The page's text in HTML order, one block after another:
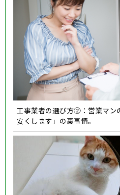
工事業者の選び方②：営業マン
安くします」の裏事情。